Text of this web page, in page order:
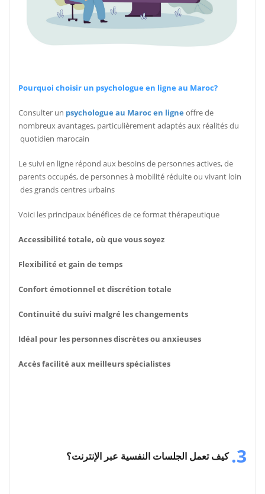
?Pourquoi choisir un psychologue en ligne au Maroc
Consulter un psychologue au Maroc en ligne offre de
nombreux avantages, particulièrement adaptés aux réalités du
quotidien marocain
Le suivi en ligne répond aux besoins de personnes actives, de
parents occupés, de personnes à mobilité réduite ou vivant loin
des grands centres urbains
Voici les principaux bénéfices de ce format thérapeutique
Accessibilité totale, où que vous soyez
Flexibilité et gain de temps
Confort émotionnel et discrétion totale
Continuité du suivi malgré les changements
Idéal pour les personnes discrètes ou anxieuses
Accès facilité aux meilleurs spécialistes
3. كيف تعمل الجلسات النفسية عبر الإنترنت؟